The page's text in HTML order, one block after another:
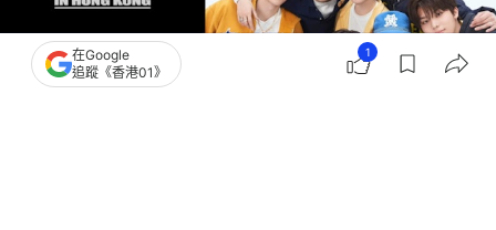
在Google
追蹤《香港01》
1